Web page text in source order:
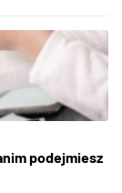
podejmiesz